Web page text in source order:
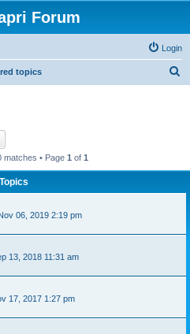
Forum
Login
topics
matches • Page 1 of 1
Topics
06, 2019 2:19 pm
13, 2018 11:31 am
17, 2017 1:27 pm